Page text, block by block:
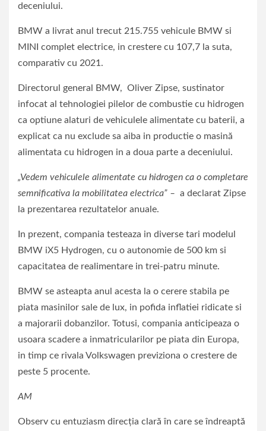
deceniului.
BMW a livrat anul trecut 215.755 vehicule BMW si
MINI complet electrice, in crestere cu 107,7 la suta,
comparativ cu 2021.
Directorul general BMW, Oliver Zipse, sustinator
infocat al tehnologiei pilelor de combustie cu hidrogen
ca optiune alaturi de vehiculele alimentate cu baterii, a
explicat ca nu exclude sa aiba in productie o masină
alimentata cu hidrogen in a doua parte a deceniului.
„Vedem vehiculele alimentate cu hidrogen ca o completare
semnificativa la mobilitatea electrica” – a declarat Zipse
la prezentarea rezultatelor anuale.
In prezent, compania testeaza in diverse tari modelul
BMW iX5 Hydrogen, cu o autonomie de 500 km si
capacitatea de realimentare in trei-patru minute.
BMW se asteapta anul acesta la o cerere stabila pe
piata masinilor sale de lux, in pofida inflatiei ridicate si
a majorarii dobanzilor. Totusi, compania anticipeaza o
usoara scadere a inmatricularilor pe piata din Europa,
in timp ce rivala Volkswagen previziona o crestere de
peste 5 procente.
AM
Observ cu entuziasm direcția clară în care se îndreaptă